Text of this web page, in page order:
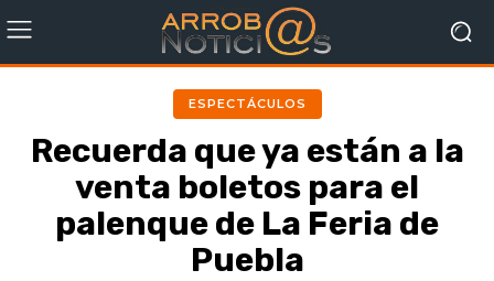
ESPECTÁCULOS
Recuerda que ya están a la
venta boletos para el
palenque de La Feria de
Puebla